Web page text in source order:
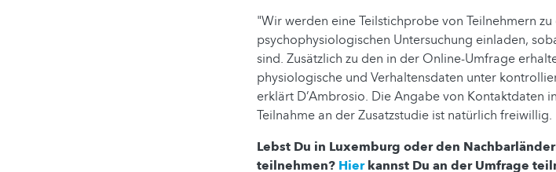
"Wir werden eine Teilstichprobe von Teilnehmern
psychophysiologischen Untersuchung einladen,
sind. Zusätzlich zu den in der Online-Umfrage
physiologische und Verhaltensdaten unter
erklärt D’Ambrosio. Die Angabe von Kontaktdaten
Teilnahme an der Zusatzstudie ist natürlich freiwillig.
Lebst Du in Luxemburg oder den
teilnehmen? Hierkannst Du an der Umfrage